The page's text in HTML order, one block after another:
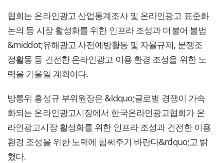
협회는 온라인광고 산업통계조사 및 온라인광고 표준화
논의 등 시장 활성화를 위한 인프라 조성과 더불어 불법
&middot;유해광고 사전예방활동 및 자율규제, 분쟁조
정활동 등 건전한 온라인광고 이용 환경 조성을 위한 노
력을 기울일 계획이다.
방통위 홍성규 부위원장은 &ldquo;글로벌 경쟁이 가속
화되는 온라인광고시장에서 한국온라인광고협회가 온
라인광고시장 활성화를 위한 인프라 조성과 건전한 이용
환경 조성을 위한 노력에 힘써주기 바란다&rdquo;고 밝
혔다.